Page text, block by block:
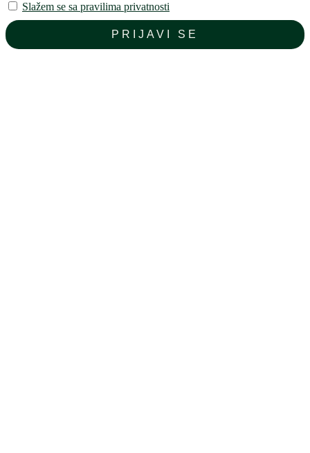
Slažem se sa pravilima privatnosti